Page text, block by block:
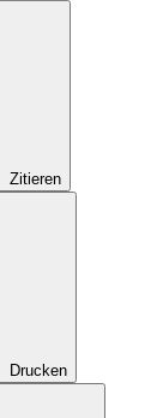
Zitieren
Drucken